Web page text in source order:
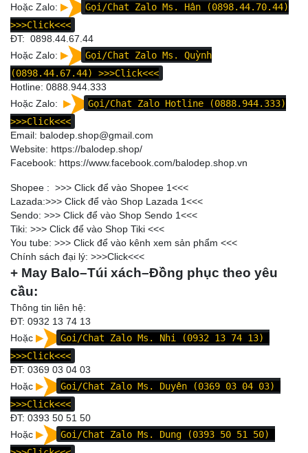
Hoặc Zalo:
Gọi/Chat Zalo Ms. Hân (0898.44.70.44)
>>>Click<<<
ĐT: 0898.44.67.44
Hoặc Zalo:
Gọi/Chat Zalo Ms. Quỳnh
(0898.44.67.44)
>>>Click<<<
Hotline: 0888.944.333
Hoặc Zalo:
Gọi/Chat Zalo Hotline (0888.944.333)
>>>Click<<<
Email: balodep.shop@gmail.com
Website: https://balodep.shop/
Facebook: https://www.facebook.com/balodep.shop.vn
Shopee : >>> Click để vào Shopee 1<<<
Lazada:>>> Click để vào Shop Lazada 1<<<
Sendo: >>> Click để vào Shop Sendo 1<<<
Tiki: >>> Click để vào Shop Tiki <<<
You tube: >>> Click để vào kênh xem sản phẩm <<<
Chính sách đại lý: >>>Click<<<
+ May Balo–Túi xách–Đồng phục theo yêu
cầu:
Thông tin liên hệ:
ĐT: 0932 13 74 13
Hoặc
Goi/Chat Zalo Ms. Nhi (0932 13 74 13)
>>>Click<<<
ĐT: 0369 03 04 03
Hoặc
Goi/Chat Zalo Ms. Duyên (0369 03 04 03)
>>>Click<<<
ĐT: 0393 50 51 50
Hoặc
Goi/Chat Zalo Ms. Dung (0393 50 51 50)